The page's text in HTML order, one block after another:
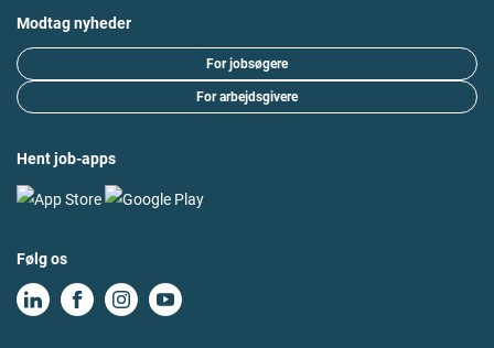
Modtag nyheder
For jobsøgere
For arbejdsgivere
Hent job-apps
Følg os